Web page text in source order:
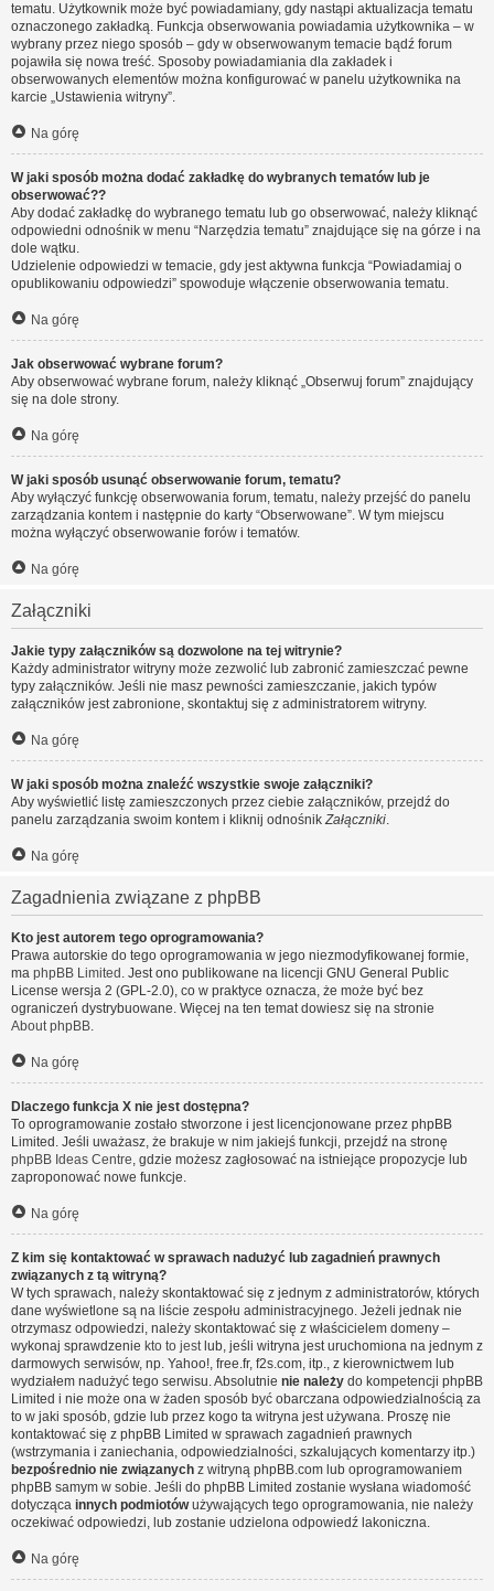
tematu. Użytkownik może być powiadamiany, gdy nastąpi aktualizacja tematu
oznaczonego zakładką. Funkcja obserwowania powiadamia użytkownika – w
wybrany przez niego sposób – gdy w obserwowanym temacie bądź forum
pojawiła się nowa treść. Sposoby powiadamiania dla zakładek i
obserwowanych elementów można konfigurować w panelu użytkownika na
karcie „Ustawienia witryny”.
Na górę
W jaki sposób można dodać zakładkę do wybranych tematów lub je
obserwować??
Aby dodać zakładkę do wybranego tematu lub go obserwować, należy kliknąć
odpowiedni odnośnik w menu “Narzędzia tematu” znajdujące się na górze i na
dole wątku.
Udzielenie odpowiedzi w temacie, gdy jest aktywna funkcja “Powiadamiaj o
opublikowaniu odpowiedzi” spowoduje włączenie obserwowania tematu.
Na górę
Jak obserwować wybrane forum?
Aby obserwować wybrane forum, należy kliknąć „Obserwuj forum” znajdujący
się na dole strony.
Na górę
W jaki sposób usunąć obserwowanie forum, tematu?
Aby wyłączyć funkcję obserwowania forum, tematu, należy przejść do panelu
zarządzania kontem i następnie do karty “Obserwowane”. W tym miejscu
można wyłączyć obserwowanie forów i tematów.
Na górę
Załączniki
Jakie typy załączników są dozwolone na tej witrynie?
Każdy administrator witryny może zezwolić lub zabronić zamieszczać pewne
typy załączników. Jeśli nie masz pewności zamieszczanie, jakich typów
załączników jest zabronione, skontaktuj się z administratorem witryny.
Na górę
W jaki sposób można znaleźć wszystkie swoje załączniki?
Aby wyświetlić listę zamieszczonych przez ciebie załączników, przejdź do
panelu zarządzania swoim kontem i kliknij odnośnikZałączniki.
Na górę
Zagadnienia związane z phpBB
Kto jest autorem tego oprogramowania?
Prawa autorskie do tego oprogramowania w jego niezmodyfikowanej formie,
ma phpBB Limited . Jest ono publikowane na licencji GNU General Public
License wersja 2 (GPL-2.0), co w praktyce oznacza, że może być bez
ograniczeń dystrybuowane. Więcej na ten temat dowiesz się na stronie
About phpBB.
Na górę
Dlaczego funkcja X nie jest dostępna?
To oprogramowanie zostało stworzone i jest licencjonowane przez phpBB
Limited. Jeśli uważasz, że brakuje w nim jakiejś funkcji, przejdź na stronę
phpBB Ideas Centre, gdzie możesz zagłosować na istniejące propozycje lub
zaproponować nowe funkcje.
Na górę
Z kim się kontaktować w sprawach nadużyć lub zagadnień prawnych
związanych z tą witryną?
W tych sprawach, należy skontaktować się z jednym z administratorów, których
dane wyświetlone są na liście zespołu administracyjnego. Jeżeli jednak nie
otrzymasz odpowiedzi, należy skontaktować się z właścicielem domeny –
wykonaj sprawdzenie kto to jestlub, jeśli witryna jest uruchomiona na jednym z
darmowych serwisów, np. Yahoo!, free.fr, f2s.com, itp., z kierownictwem lub
wydziałem nadużyć tego serwisu. Absolutnie nie należy do kompetencji phpBB
Limited i nie może ona w żaden sposób być obarczana odpowiedzialnością za
to w jaki sposób, gdzie lub przez kogo ta witryna jest używana. Proszę nie
kontaktować się z phpBB Limited w sprawach zagadnień prawnych
(wstrzymania i zaniechania, odpowiedzialności, szkalujących komentarzy itp.)
bezpośrednio nie związanych z witryną phpBB.com lub oprogramowaniem
phpBB samym w sobie. Jeśli do phpBB Limited zostanie wysłana wiadomość
dotycząca innych podmiotówużywających tego oprogramowania, nie należy
oczekiwać odpowiedzi, lub zostanie udzielona odpowiedź lakoniczna.
Na górę